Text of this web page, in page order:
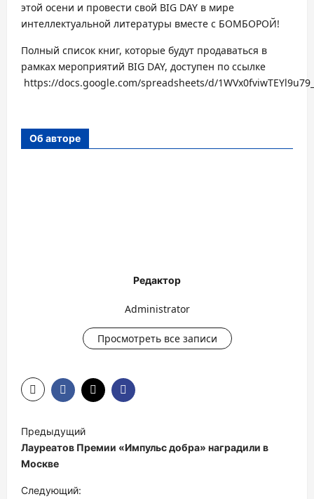
этой осени и провести свой BIG DAY в мире
интеллектуальной литературы вместе с БОМБОРОЙ!
Полный список книг, которые будут продаваться в
рамках мероприятий BIG DAY, доступен по ссылке
https://docs.google.com/spreadsheets/d/
Об авторе
Редактор
Administrator
Просмотреть все записи
а
в
и
Предыдущий
Лауреатов Премии «Импульс добра» наградили в
Москве
Следующий: